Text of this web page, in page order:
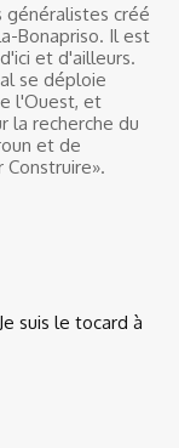
généralistes créé
Bonapriso. Il est
et d'ailleurs.
se déploie
l'Ouest, et
la recherche du
et de
Construire».
suis le tocard à